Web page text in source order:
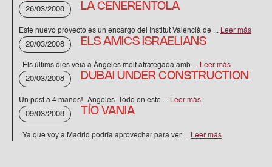
26/03/2008 LA CENERENTOLA
Este nuevo proyecto es un encargo del Institut Valencià de ... Leer más
20/03/2008 ELS AMICS ISRAELIANS
Els últims dies veia a Ángeles molt atrafegada amb ... Leer más
20/03/2008 DUBAI UNDER CONSTRUCTION
Un post a 4 manos! Angeles. Todo en este ... Leer más
09/03/2008 TÍO VANIA
Ya que voy a Madrid podría aprovechar para ver ... Leer más